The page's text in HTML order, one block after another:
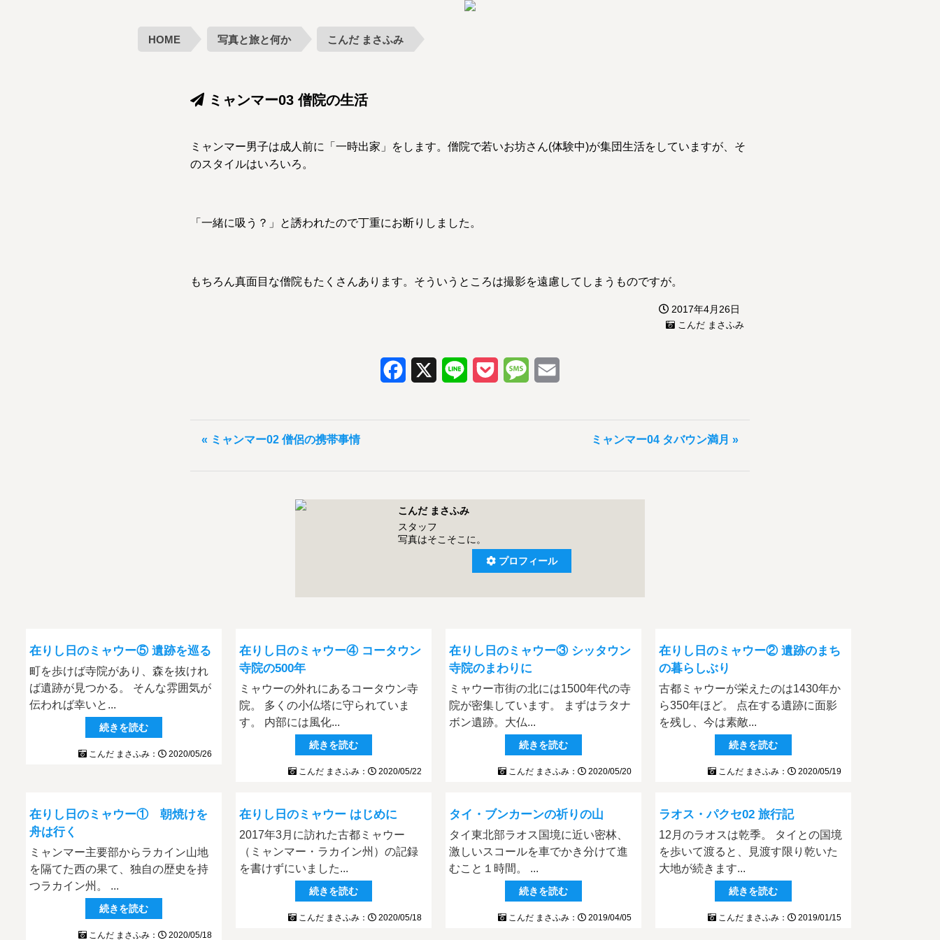
HOME 写真と旅と何か こんだ まさふみ
ミャンマー03 僧院の生活
ミャンマー男子は成人前に「一時出家」をします。僧院で若いお坊さん(体験中)が集団生活をしていますが、そ
のスタイルはいろいろ。
「一緒に吸う？」と誘われたので丁重にお断りしました。
もちろん真面目な僧院もたくさんあります。そういうところは撮影を遠慮してしまうものですが。
2017年4月26日
こんだ まさふみ
Facebook Line Pocket Message
« ミャンマー02 僧侶の携帯事情 ミャンマー04 タバウン満月 »
こんだ まさふみ
スタッフ
写真はそこそこに。
プロフィール
在りし日のミャウー⑤ 遺跡を巡る
町を歩けば寺院があり、森を抜けれ
ば遺跡が見つかる。 そんな雰囲気が
伝われば幸いと...
続きを読む
こんだ まさふみ： 2020/05/26
在りし日のミャウー④ コータウン
寺院の500年
ミャウーの外れにあるコータウン寺
院。 多くの小仏塔に守られていま
す。 内部には風化...
続きを読む
こんだ まさふみ： 2020/05/22
在りし日のミャウー③ シッタウン
寺院のまわりに
ミャウー市街の北には1500年代の寺
院が密集しています。 まずはラタナ
ボン遺跡。大仏...
続きを読む
こんだ まさふみ： 2020/05/20
在りし日のミャウー② 遺跡のまち
の暮らしぶり
古都ミャウーが栄えたのは1430年か
ら350年ほど。 点在する遺跡に面影
を残し、今は素敵...
続きを読む
こんだ まさふみ： 2020/05/19
在りし日のミャウー① 朝焼けを
舟は行く
ミャンマー主要部からラカイン山地
を隔てた西の果て、独自の歴史を持
つラカイン州。 ...
続きを読む
こんだ まさふみ： 2020/05/18
在りし日のミャウー はじめに
2017年3月に訪れた古都ミャウー
（ミャンマー・ラカイン州）の記録
を書けずにいました...
続きを読む
こんだ まさふみ： 2020/05/18
タイ・ブンカーンの祈りの山
タイ東北部ラオス国境に近い密林、
激しいスコールを車でかき分けて進
むこと１時間。 ...
続きを読む
こんだ まさふみ： 2019/04/05
ラオス・パクセ02 旅行記
12月のラオスは乾季。 タイとの国境
を歩いて渡ると、見渡す限り乾いた
大地が続きます...
続きを読む
こんだ まさふみ： 2019/01/15